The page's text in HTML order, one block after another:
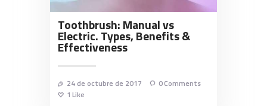
Toothbrush: Manual vs
Electric. Types, Benefits &
Effectiveness
24 de octubre de 2017 0Comments
1 Like